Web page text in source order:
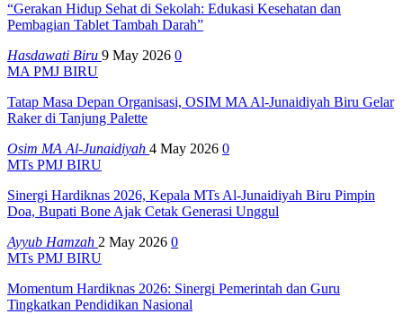
“Gerakan Hidup Sehat di Sekolah: Edukasi Kesehatan dan
Pembagian Tablet Tambah Darah”
Hasdawati Biru 9 May 2026 0
MA PMJ BIRU
Tatap Masa Depan Organisasi, OSIM MA Al-Junaidiyah Biru Gelar
Raker di Tanjung Palette
Osim MA Al-Junaidiyah 4 May 2026 0
MTs PMJ BIRU
Sinergi Hardiknas 2026, Kepala MTs Al-Junaidiyah Biru Pimpin
Doa, Bupati Bone Ajak Cetak Generasi Unggul
Ayyub Hamzah 2 May 2026 0
MTs PMJ BIRU
Momentum Hardiknas 2026: Sinergi Pemerintah dan Guru
Tingkatkan Pendidikan Nasional